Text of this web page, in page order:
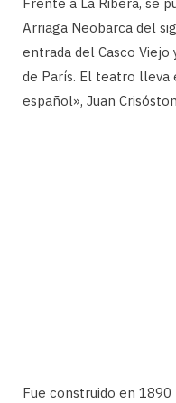
Arriaga Neobarca del
entrada del Casco Viejo
de París. El teatro
español», Juan
Fue construido en